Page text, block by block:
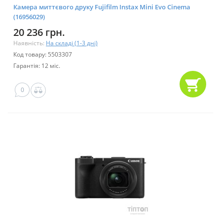
Камера миттєвого друку Fujifilm Instax Mini Evo Cinema
(16956029)
20 236 грн.
Наявність: На складі (1-3 дні)
Код товару: 5503307
Гарантія: 12 міс.
0